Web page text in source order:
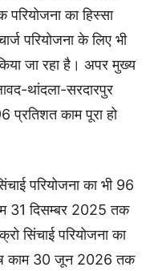
परियोजना का हिस्सा
परियोजना के लिए भी
जा रहा है। अपर मुख्य
थांदला-सरदारपुर
प्रतिशत काम पूरा हो
परियोजना का भी 96
31 दिसम्बर 2025 तक
सिंचाई परियोजना का
काम 30 जून 2026 तक